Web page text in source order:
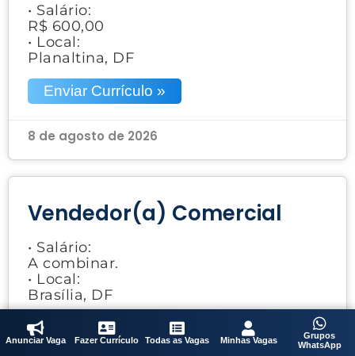
• Salário:
R$ 600,00
• Local:
Planaltina, DF
Enviar Currículo »
8 de agosto de 2026
Vendedor(a) Comercial
• Salário:
A combinar.
• Local:
Brasília, DF
Enviar Currículo »
Anunciar Vaga Fazer Currículo Todas as Vagas Minhas Vagas
Grupos
WhatsApp